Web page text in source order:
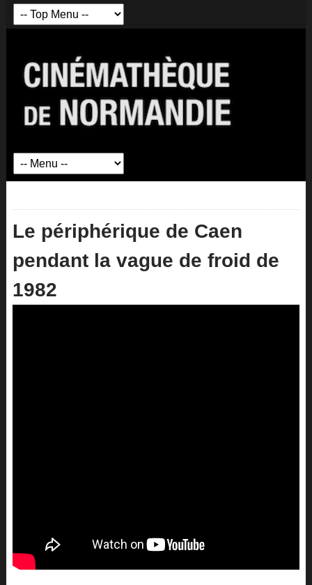
Le périphérique de Caen
pendant la vague de froid de
1982